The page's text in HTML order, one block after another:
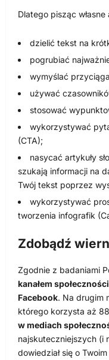
Dlatego pisząc
dzielić tekst na
pogrubiać
wymyślać
używać
stosować
wykorzystywać
(CTA);
nasycać artykuły
szukają informacji na
Twój tekst poprzez
wykorzystywać
tworzenia infografik
Zdobądź
Zgodnie z badaniami
kanałem
Facebook. Na drugim
którego korzysta aż
w mediach
najskuteczniejszych (i
dowiedział się o